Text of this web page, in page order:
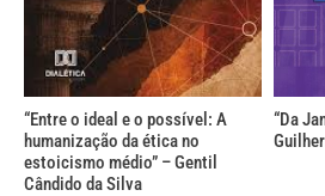
“Entre o ideal e o possível: A
humanização da ética no
estoicismo médio” – Gentil
Cândido da Silva
“Da